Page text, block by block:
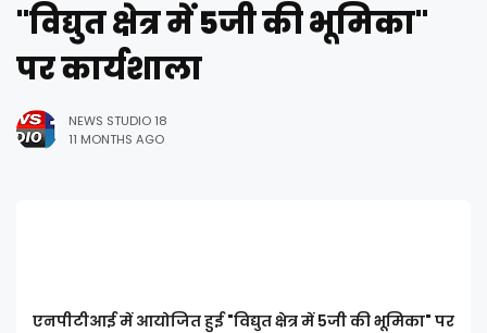
"विद्युत क्षेत्र में 5जी की भूमिका"
पर कार्यशाला
NEWS STUDIO 18
11 MONTHS AGO
एनपीटीआई में आयोजित हुई "विद्युत क्षेत्र में 5जी की भूमिका" पर